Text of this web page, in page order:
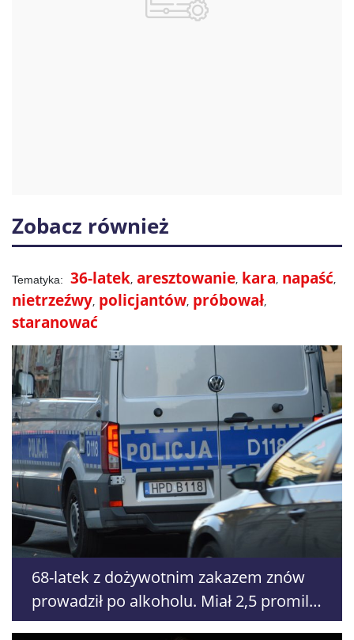
Zobacz również
36-latek aresztowanie kara napaść
nietrzeźwy policjantów próbował
staranować
68-latek z dożywotnim zakazem znów
prowadził po alkoholu. Miał 2,5 promila,
trafił za kraty